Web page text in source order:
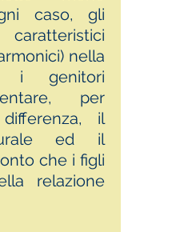
caso, gli
nella
i genitori
per
il
ed il
che i figli
relazione